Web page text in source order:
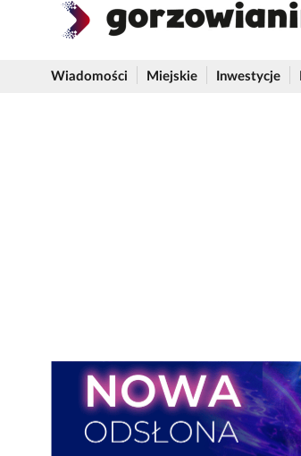
Wiadomości Miejskie Inwestycje